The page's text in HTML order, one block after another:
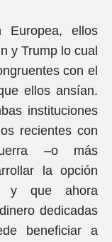
ellos
y Trump lo cual
con el
ellos ansían.
instituciones
recientes con
–o más
la opción
y que ahora
dedicadas
beneficiar a